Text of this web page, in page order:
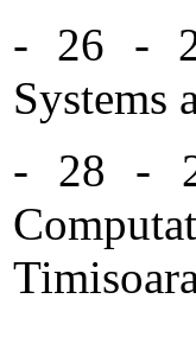
- 26 -
Systems
- 28 -